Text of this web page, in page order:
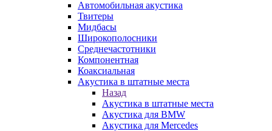
Автомобильная акустика
Твитеры
Мидбасы
Широкополосники
Среднечастотники
Компонентная
Коаксиальная
Акустика в штатные места
Назад
Акустика в штатные места
Акустика для BMW
Акустика для Mercedes